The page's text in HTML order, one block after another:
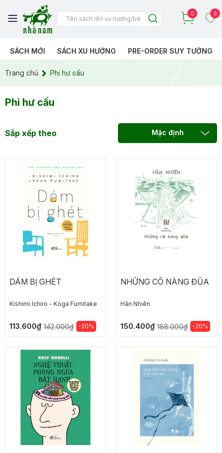
0 0
SÁCH MỚI SÁCH XU HƯỚNG PRE-ORDER SUY TƯỞNG
Trang chủ Phi hư cấu
Phi hư cấu
Sắp xếp theo Mặc định
DÁM BỊ GHÉT
Kishimi lchiro - Koga Fumitake
113.600₫ 142.000₫ -20%
NHỮNG CÔ NÀNG ĐŨA
Hân Nhiên
150.400₫ 188.000₫ -20%